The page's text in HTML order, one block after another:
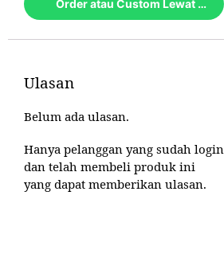
Order atau Custom Lewat Whatsapp
Ulasan
Belum ada ulasan.
Hanya pelanggan yang sudah login
dan telah membeli produk ini
yang dapat memberikan ulasan.